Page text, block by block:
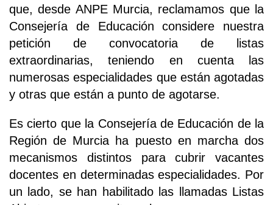
que, desde ANPE Murcia, reclamamos que la
Consejería de Educación considere nuestra
petición de convocatoria de listas
extraordinarias, teniendo en cuenta las
numerosas especialidades que están agotadas
y otras que están a punto de agotarse.
Es cierto que la Consejería de Educación de la
Región de Murcia ha puesto en marcha dos
mecanismos distintos para cubrir vacantes
docentes en determinadas especialidades. Por
un lado, se han habilitado las llamadas Listas